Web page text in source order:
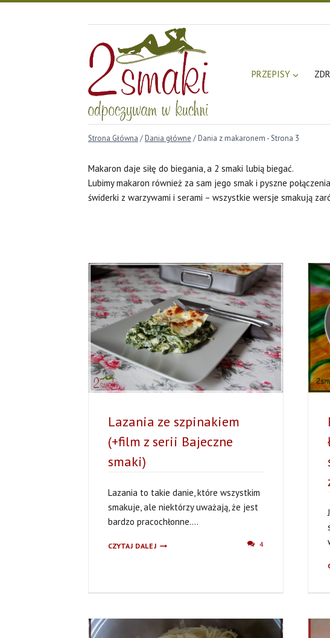
Przejdź
PRZEPISY
Strona Główna / Dania główne / Dania z makaronem - Strona 3
Makaron daje siłę do biegania, a 2 smaki lubią biegać.
Lubimy makaron również za sam jego smak i pyszne
świderki z warzywami i serami – wszystkie wersje smakują
4
Lazania ze szpinakiem
(+film z serii Bajeczne
smaki)
Lazania to takie danie, które wszystkim
smakuje, ale niektórzy uważają, że jest
bardzo pracochłonne....
CZYTAJ DALEJLAZANIA
SMAKI)